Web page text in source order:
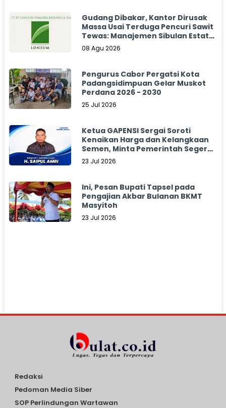
Gudang Dibakar, Kantor Dirusak
Massa Usai Terduga Pencuri Sawit
Tewas: Manajemen Sibulan Estate
Bungkam
08 Agu 2026
Pengurus Cabor Pergatsi Kota
Padangsidimpuan Gelar Muskot
Perdana 2026 - 2030
25 Jul 2026
Ketua GAPENSI Sergai Soroti
Kenaikan Harga dan Kelangkaan
Semen, Minta Pemerintah Segera
Bertindak
23 Jul 2026
Ini, Pesan Bupati Tapsel pada
Pengajian Akbar Bulanan BKMT
Masyitoh
23 Jul 2026
Redaksi
Pedoman Media Siber
SOP Perlindungan Wartawan